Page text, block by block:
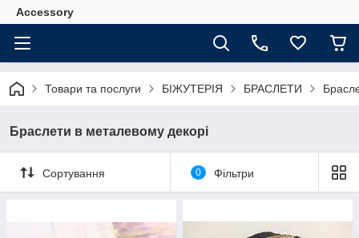
Accessory
Товари та послуги БІЖУТЕРІЯ БРАСЛЕТИ
Браслети в металевому декорі
Сортування 0 Фільтри